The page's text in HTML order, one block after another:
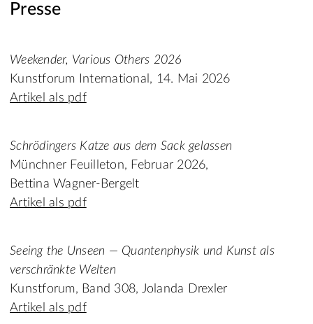
Presse
Weekender, Various Others 2026
Kunstforum International, 14. Mai 2026
Artikel als pdf
Schrödingers Katze aus dem Sack gelassen
Münchner Feuilleton, Februar 2026,
Bettina Wagner-Bergelt
Artikel als pdf
Seeing the Unseen — Quantenphysik und Kunst als
verschränkte Welten
Kunstforum, Band 308, Jolanda Drexler
Artikel als pdf